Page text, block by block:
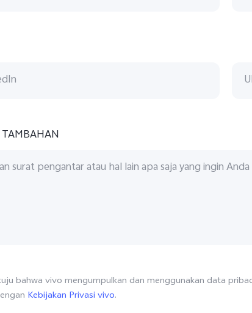
bahwa vivo mengumpulkan dan menggunakan data
Kebijakan Privasi vivo.